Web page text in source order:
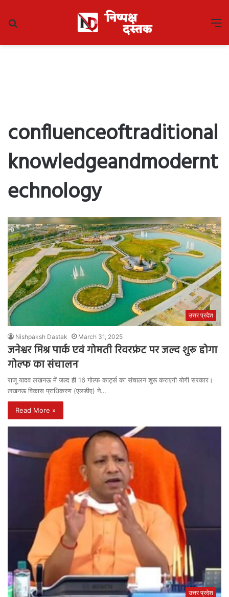
confluenceoftraditional
knowledgeandmodernt
echnology
उत्तर प्रदेश
Nishpaksh Dastak March 31, 2025
जनेश्वर मिश्र पार्क एवं गोमती रिवरफ्रंट पर जल्द शुरू होगा
गोल्फ का संचालन
राजू यादव लखनऊ में जल्द ही 16 गोल्फ कार्ट्स का संचालन शुरू कराएगी योगी सरकार।
लखनऊ विकास प्राधिकरण (एलडीए) ने…
Read More »
उत्तर प्रदेश